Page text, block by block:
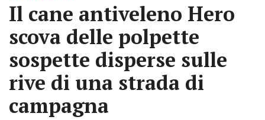
Il cane antiveleno Hero
scova delle polpette
sospette disperse sulle
rive di una strada di
campagna